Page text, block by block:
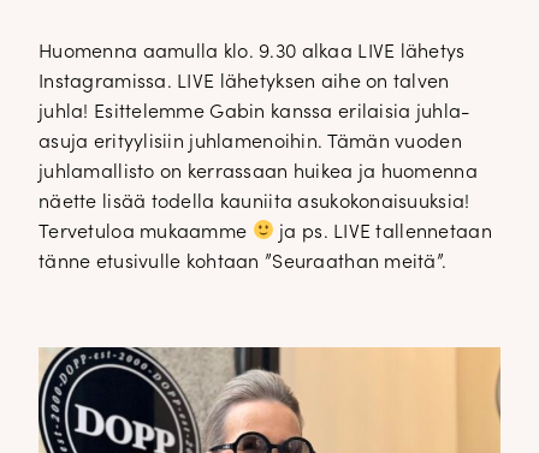
Huomenna aamulla klo. 9.30 alkaa LIVE lähetys
Instagramissa. LIVE lähetyksen aihe on talven
juhla! Esittelemme Gabin kanssa erilaisia juhla-
asuja erityylisiin juhlamenoihin. Tämän vuoden
juhlamallisto on kerrassaan huikea ja huomenna
näette lisää todella kauniita asukokonaisuuksia!
Tervetuloa mukaamme
ja ps. LIVE tallennetaan
tänne etusivulle kohtaan ”Seuraathan meitä”.